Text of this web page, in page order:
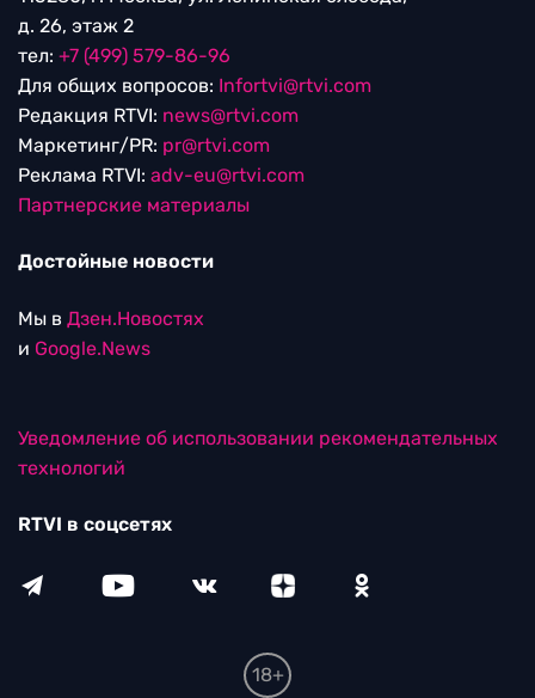
д. 26, этаж 2
тел: +7 (499) 579-86-96
Для общих вопросов: Infortvi@rtvi.com
Редакция RTVI: news@rtvi.com
Маркетинг/PR: pr@rtvi.com
Реклама RTVI: adv-eu@rtvi.com
Партнерские материалы
Достойные новости
Мы в Дзен.Новостях
и Google.News
Уведомление об использовании рекомендательных
технологий
RTVI в соцсетях
18+